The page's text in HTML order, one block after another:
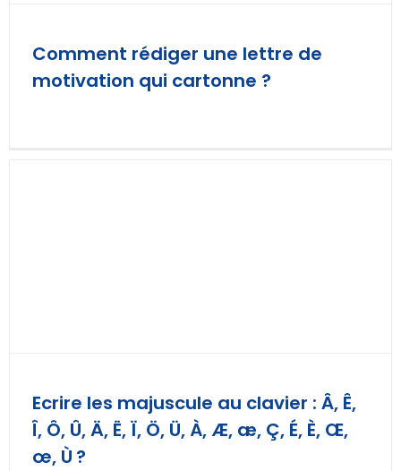
Comment rédiger une lettre de
motivation qui cartonne ?
Ecrire les majuscule au clavier : Â, Ê,
Î, Ô, Û, Ä, Ë, Ï, Ö, Ü, À, Æ, æ, Ç, É, È, Œ,
œ, Ù ?